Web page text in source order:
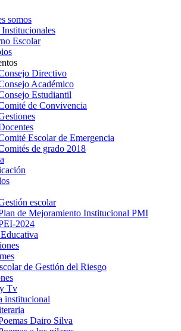
somos
Institucionales
Escolar
Directivo
Académico
Estudiantil
de Convivencia
Escolar de Emergencia
de grado 2018
escolar
de Mejoramiento Institucional PMI
2024
de Gestión del Riesgo
Tv
institucional
Dairo Silva